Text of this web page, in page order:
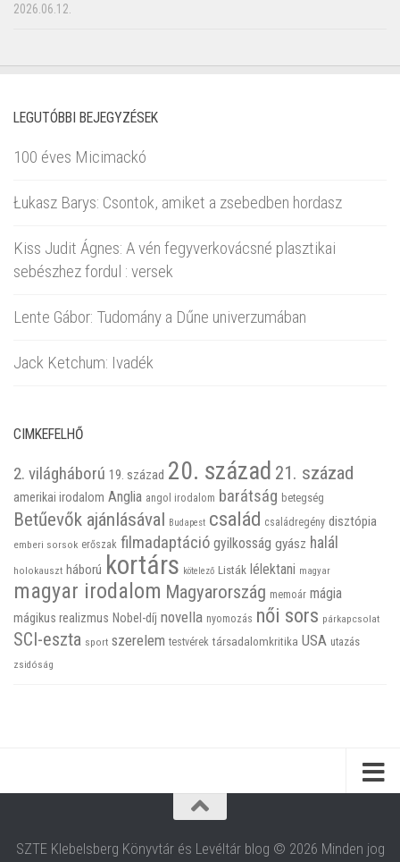
2026.06.12.
LEGUTÓBBI BEJEGYZÉSEK
100 éves Micimackó
Łukasz Barys: Csontok, amiket a zsebedben hordasz
Kiss Judit Ágnes: A vén fegyverkovácsné plasztikai
sebészhez fordul : versek
Lente Gábor: Tudomány a Dűne univerzumában
Jack Ketchum: Ivadék
CIMKEFELHŐ
2. világháború 19. század 20. század 21. század
amerikai irodalom Anglia angol irodalom barátság betegség
Betűevők ajánlásával Budapest család családregény disztópia
emberi sorsok erőszak filmadaptáció gyilkosság gyász halál
holokauszt háború kortárs kötelező Listák lélektani magyar
magyar irodalom Magyarország memoár mágia
mágikus realizmus Nobel-díj novella nyomozás női sors párkapcsolat
SCI-eszta sport szerelem testvérek társadalomkritika USA utazás
zsidóság
SZTE Klebelsberg Könyvtár és Levéltár blog © 2026 Minden jog